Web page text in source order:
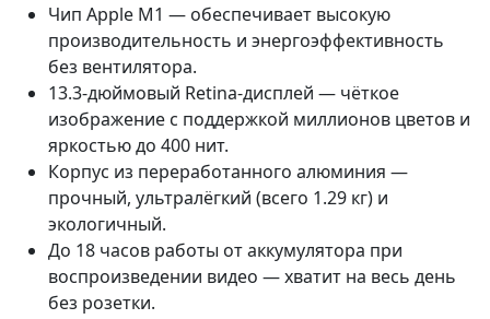
Чип Apple M1 — обеспечивает высокую
производительность и энергоэффективность
без вентилятора.
13.3-дюймовый Retina-дисплей — чёткое
изображение с поддержкой миллионов цветов и
яркостью до 400 нит.
Корпус из переработанного алюминия —
прочный, ультралёгкий (всего 1.29 кг) и
экологичный.
До 18 часов работы от аккумулятора при
воспроизведении видео — хватит на весь день
без розетки.